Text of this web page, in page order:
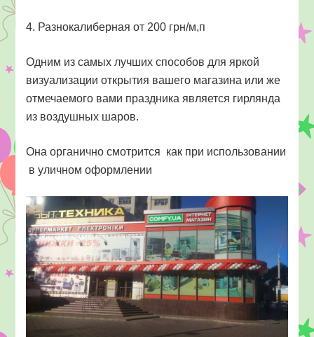
4. Разнокалиберная от 200 грн/м,п
Одним из самых лучших способов для яркой
визуализации открытия вашего магазина или же
отмечаемого вами праздника является гирлянда
из воздушных шаров.
Она органично смотрится как при использовании
в уличном оформлении